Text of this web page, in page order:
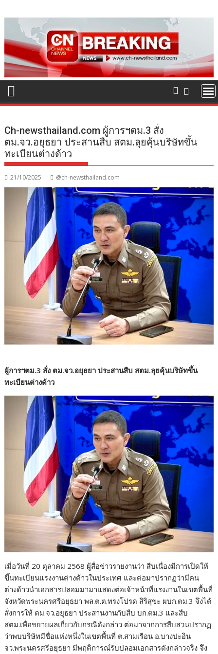
to
content
Ch-newsthailand.com ผู้การฯตม.3 สั่ง
ตม.จว.อยุธยา ประสานสืบ สตม.ลุยคุ้นบริษัทขึ้น
ทะเบียนต่างด้าว
21/10/2025 @ch-newsthailand.com
ผู้การฯตม.3 สั่ง ตม.จว.อยุธยา ประสานสืบ สตม.ลุยคุ้นบริษัทขึ้น
ทะเบียนต่างด้าว
เมื่อวันที่ 20 ตุลาคม 2568 ผู้สื่อข่าวรายงานว่า สืบเนื่องมีการเปิดให้
ขึ้นทะเบียนแรงงานต่างด้าวในประเทศ และต่อมาปรากฏว่ามีคน
ต่างด้าวนำเอกสารปลอมมามาแสดงต่อเจ้าหน้าที่แรงงานในเขตพื้นที่
จังหวัดพระนครศรีอยุธยา พล.ต.ต.ทรงโปรด สิริสุขะ ผบก.ตม.3 จึงได้
สั่งการให้ ตม.จว.อยุธยา ประสานงานกับสืบ บก.ตม.3 และสืบ
สตม.เพื่อขยายผลเกี่ยวกับกรณีดังกล่าว ต่อมาจากการสืบสวนปรากฏ
ว่าพบบริษัทมีชื่อแห่งหนึ่งในเขตพื้นที่ ต.สามเรือน อ.บางปะอิน
จว.พระนครศรีอยุธยา มีพฤติการณ์รับปลอมเอกสารดังกล่าวจริง จึง